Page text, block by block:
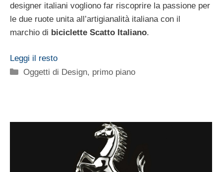
designer italiani vogliono far riscoprire la passione per
le due ruote unita all’artigianalità italiana con il
marchio di biciclette Scatto Italiano.
Leggi il resto
Categorie
Oggetti di Design, primo piano